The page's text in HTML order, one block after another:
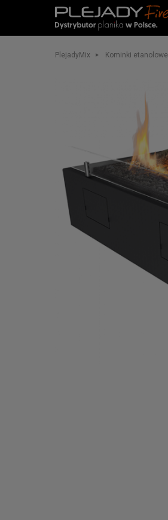
PlejadyMix
Garden
PlejadyMix Kominki etanolowe